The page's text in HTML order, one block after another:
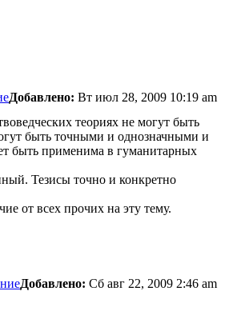
Добавлено: Вт июл 28, 2009 10:19 am
теориях не могут быть
быть точными и однозначными и
быть применима в гуманитарных
Тезисы точно и конкретно
от всех прочих на эту тему.
Добавлено: Сб авг 22, 2009 2:46 am